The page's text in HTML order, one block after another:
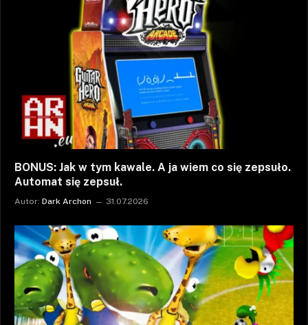
BONUS: Jak w tym kawale. A ja wiem co się zepsuło.
Automat się zepsuł.
Autor: Dark Archon 31.07.2026